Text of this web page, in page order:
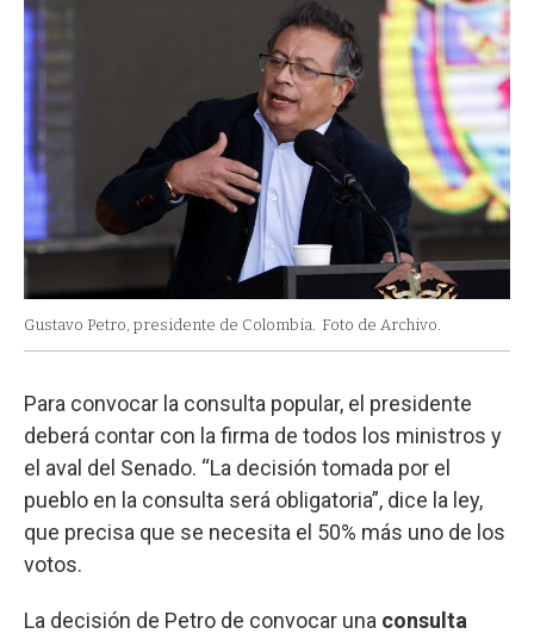
Gustavo Petro, presidente de Colombia. Foto de Archivo.
Para convocar la consulta popular, el presidente
deberá contar con la firma de todos los ministros y
el aval del Senado. “La decisión tomada por el
pueblo en la consulta será obligatoria”, dice la ley,
que precisa que se necesita el 50% más uno de los
votos.
La decisión de Petro de convocar una consulta